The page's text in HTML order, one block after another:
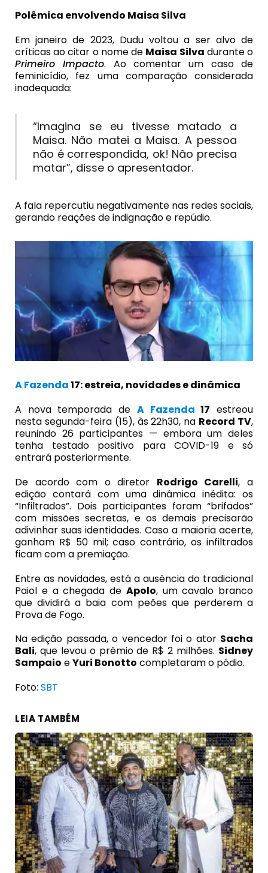
Polêmica envolvendo Maisa Silva
Em janeiro de 2023, Dudu voltou a ser alvo de
críticas ao citar o nome de Maisa Silva durante o
Primeiro Impacto. Ao comentar um caso de
feminicídio, fez uma comparação considerada
inadequada:
“Imagina se eu tivesse matado a
Maisa. Não matei a Maisa. A pessoa
não é correspondida, ok! Não precisa
matar”, disse o apresentador.
A fala repercutiu negativamente nas redes sociais,
gerando reações de indignação e repúdio.
A Fazenda17: estreia, novidades e dinâmica
A nova temporada de A Fazenda 17 estreou
nesta segunda-feira (15), às 22h30, na Record TV,
reunindo 26 participantes — embora um deles
tenha testado positivo para COVID-19 e só
entrará posteriormente.
De acordo com o diretor Rodrigo Carelli, a
edição contará com uma dinâmica inédita: os
“Infiltrados”. Dois participantes foram “brifados”
com missões secretas, e os demais precisarão
adivinhar suas identidades. Caso a maioria acerte,
ganham R$ 50 mil; caso contrário, os infiltrados
ficam com a premiação.
Entre as novidades, está a ausência do tradicional
Paiol e a chegada de Apolo, um cavalo branco
que dividirá a baia com peões que perderem a
Prova de Fogo.
Na edição passada, o vencedor foi o ator Sacha
Bali, que levou o prêmio de R$ 2 milhões. Sidney
Sampaio eYuri Bonotto completaram o pódio.
Foto: SBT
LEIA TAMBÉM